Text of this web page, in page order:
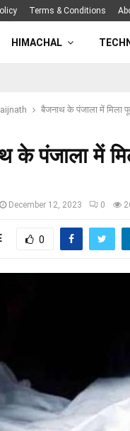
Terms & Conditions
HIMACHAL
बैजनाथ के पंजाला में मिला
के पंजाला में
December 12, 2023 0
0